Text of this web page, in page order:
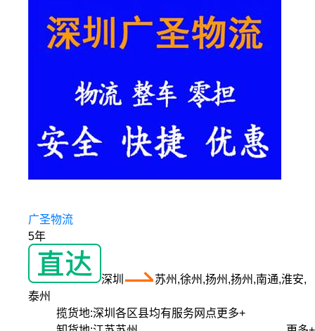
广圣物流
5年
深圳
苏州,徐州,扬州,扬州,南通,淮安,
泰州
揽货地:深圳各区县均有服务网点更多+